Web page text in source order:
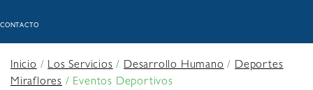
CONTACTO
Inicio/Los Servicios/Desarrollo Humano/Deportes
Miraflores / Eventos Deportivos